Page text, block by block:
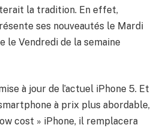
la tradition. En effet,
ses nouveautés le Mardi
le Vendredi de la semaine
à jour de l’actuel iPhone 5. Et
à prix plus abordable,
cost » iPhone, il remplacera